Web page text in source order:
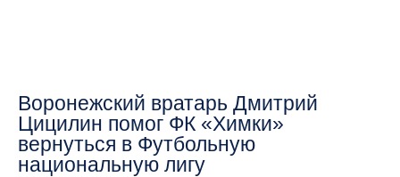
Воронежский вратарь Дмитрий
Цицилин помог ФК «Химки»
вернуться в Футбольную
национальную лигу